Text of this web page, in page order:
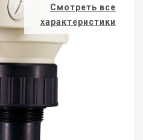
Смотреть все
характеристики